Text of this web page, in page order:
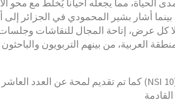
الحياة، مما يجعله أحياناً يُخلط مع محو
أشار بشير المحمودي في الجزائر إلى
كل عرض، إتاحة المجال للنقاشات
من مختلف أنحاء المنطقة العربية، من بينهم التربويون والباحثون
كما تم تقديم لمحة عن العدد العاشر (NSI 10) والعدد الحادي عشر (NSI 11) من السلسلة، مع دعوة الباحثين